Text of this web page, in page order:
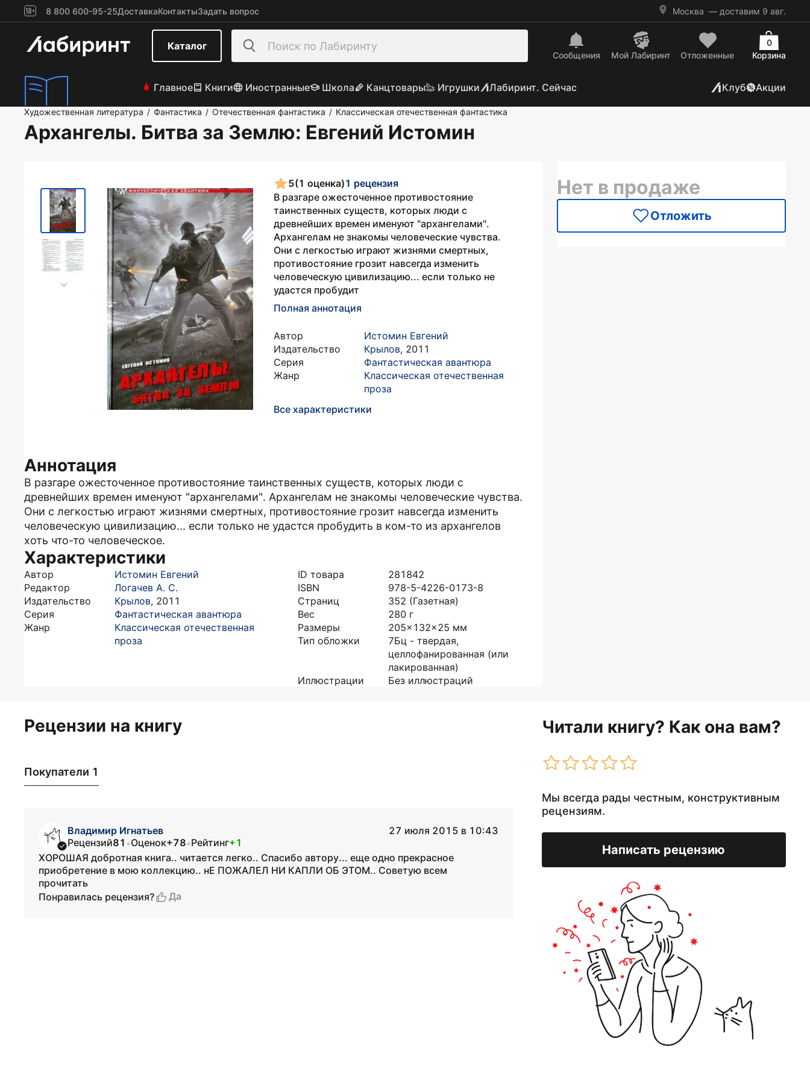
8 800 600-95-25ДоставкаКонтактыЗадать вопрос Москва — доставим 9 авг.
Каталог
Сообщения Mой Лабиринт Отложенные Корзина
0
Главное Книги Иностранные Школа Канцтовары Игрушки Лабиринт. Сейчас Клуб Акции
Художественная литература / Фантастика / Отечественная фантастика / Классическая отечественная фантастика
Архангелы. Битва за Землю: Евгений Истомин
5(1 оценка)1 рецензия
В разгаре ожесточенное противостояние
таинственных существ, которых люди с
древнейших времен именуют "архангелами".
Архангелам не знакомы человеческие чувства.
Они с легкостью играют жизнями смертных,
противостояние грозит навсегда изменить
человеческую цивилизацию... если только не
удастся пробудит
Полная аннотация
Автор
Истомин Евгений
Издательство
Крылов, 2011
Серия
Фантастическая авантюра
Жанр
Классическая отечественная
проза
Все характеристики
Аннотация
В разгаре ожесточенное противостояние таинственных существ, которых люди с
древнейших времен именуют "архангелами". Архангелам не знакомы человеческие чувства.
Они с легкостью играют жизнями смертных, противостояние грозит навсегда изменить
человеческую цивилизацию... если только не удастся пробудить в ком-то из архангелов
хоть что-то человеческое.
Характеристики
Автор
Истомин Евгений
Редактор
Логачев А. С.
Издательство
Крылов, 2011
Серия
Фантастическая авантюра
Жанр
Классическая отечественная
проза
ID товара
281842
ISBN
978-5-4226-0173-8
Страниц
352 (Газетная)
Вес
280 г
Размеры
205x132x25 мм
Тип обложки
7Бц - твердая,
целлофанированная (или
лакированная)
Иллюстрации
Без иллюстраций
Нет в продаже
Отложить
Рецензии на книгу Читали книгу? Как она вам?
Мы всегда рады честным, конструктивным
рецензиям.
Написать рецензию
Покупатели 1
Владимир Игнатьев
27 июля 2015 в 10:43
Рецензий81 •Оценок+78•Рейтинг+1
ХОРОШАЯ добротная книга.. читается легко.. Спасибо автору... еще одно прекрасное
приобретение в мою коллекцию.. нЕ ПОЖАЛЕЛ НИ КАПЛИ ОБ ЭТОМ.. Советую всем
прочитать
Понравилась рецензия?
Да